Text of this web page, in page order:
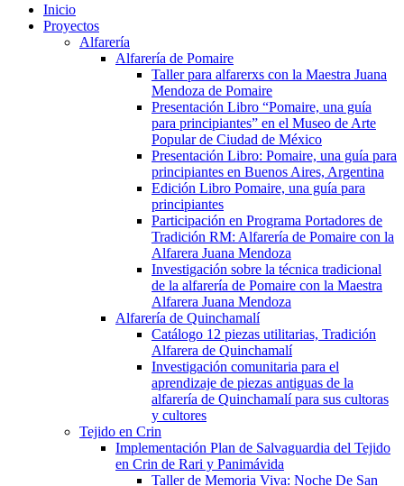
Inicio
Proyectos
Alfarería
Alfarería de Pomaire
Taller para alfarerxs con la Maestra Juana
Mendoza de Pomaire
Presentación Libro “Pomaire, una guía
para principiantes” en el Museo de Arte
Popular de Ciudad de México
Presentación Libro: Pomaire, una guía para
principiantes en Buenos Aires, Argentina
Edición Libro Pomaire, una guía para
principiantes
Participación en Programa Portadores de
Tradición RM: Alfarería de Pomaire con la
Alfarera Juana Mendoza
Investigación sobre la técnica tradicional
de la alfarería de Pomaire con la Maestra
Alfarera Juana Mendoza
Alfarería de Quinchamalí
Catálogo 12 piezas utilitarias, Tradición
Alfarera de Quinchamalí
Investigación comunitaria para el
aprendizaje de piezas antiguas de la
alfarería de Quinchamalí para sus cultoras
y cultores
Tejido en Crin
Implementación Plan de Salvaguardia del Tejido
en Crin de Rari y Panimávida
Taller de Memoria Viva: Noche De San